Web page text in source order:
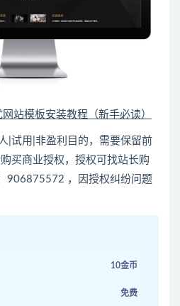
网站模板安装教程（新手必读）
|试用|非盈利目的，需要保留前
买商业授权，授权可找站长购
906875572 ，因授权纠纷问题
10金币
免费